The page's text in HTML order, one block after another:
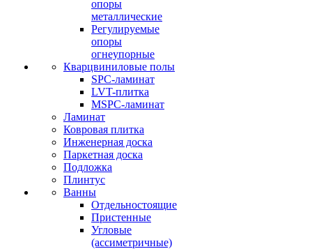
опоры
металлические
Регулируемые
опоры
огнеупорные
Кварцвиниловые полы
SPC-ламинат
LVT-плитка
MSPC-ламинат
Ламинат
Ковровая плитка
Инженерная доска
Паркетная доска
Подложка
Плинтус
Ванны
Отдельностоящие
Пристенные
Угловые
(ассиметричные)